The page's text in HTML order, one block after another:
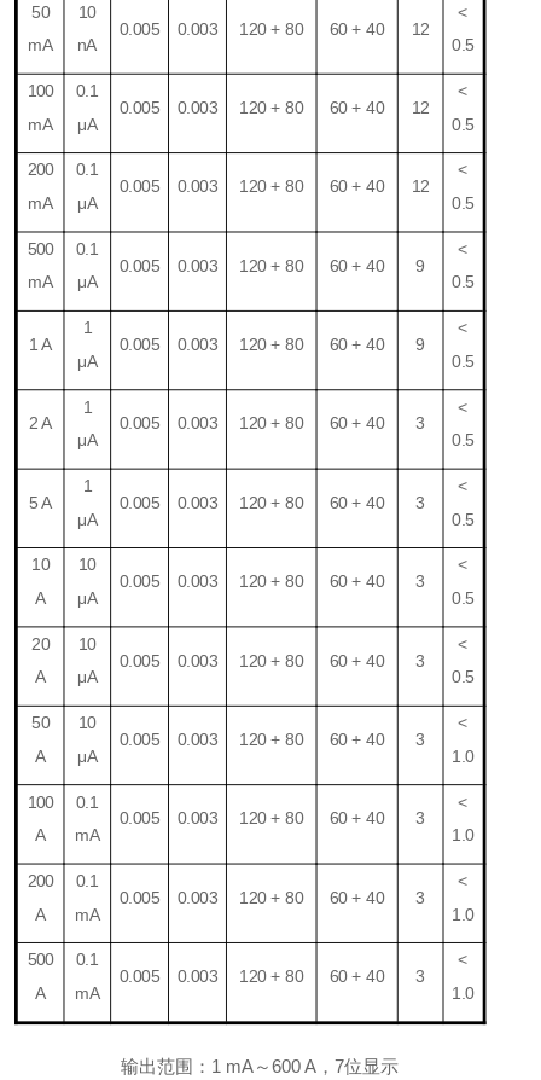
50
mA
10
nA
0.005 0.003 120 + 80 60 + 40 12
<
0.5
100
mA
0. 1
μA
0.005 0.003 120 + 80 60 + 40 12
<
0.5
200
mA
0.1
μA
0.005 0.003 120 + 80 60 + 40 12
<
0.5
500
mA
0. 1
μA
0.005 0.003 120 + 80 60 + 40 9
<
0.5
1 A
1
μA
0.005 0.003 120 + 80 60 + 40 9
<
0.5
2 A
1
μA
0.005 0.003 120 + 80 60 + 40 3
<
0.5
5 A
1
μA
0.005 0.003 120 + 80 60 + 40 3
<
0.5
10
A
10
μA
0.005 0.003 120 + 80 60 + 40 3
<
0.5
20
A
10
μA
0.005 0.003 120 + 80 60 + 40 3
<
0.5
50
A
10
μA
0.005 0.003 120 + 80 60 + 40 3
<
1.0
100
A
0.1
mA
0.005 0.003 120 + 80 60 + 40 3
<
1.0
200
A
0.1
mA
0.005 0.003 120 + 80 60 + 40 3
<
1.0
500
A
0.1
mA
0.005 0.003 120 + 80 60 + 40 3
<
1.0
输出范围：1 mA～600 A，7位显示